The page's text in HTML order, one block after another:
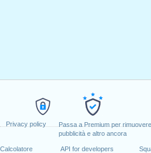
Privacy policy
Passa a Premium per
pubblicità e altro ancora
Calcolatore
API for developers